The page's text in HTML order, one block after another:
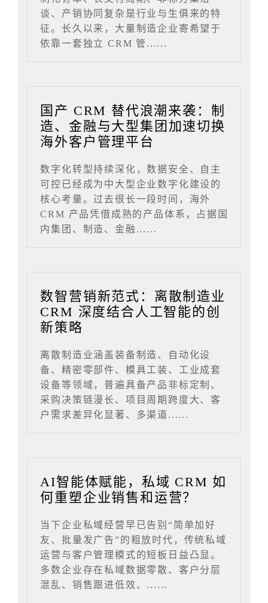
谈、产销协同复杂是行业与生俱来的特
征。长久以来，大量制造企业寄希望于
依靠一套独立 CRM 管......
国产 CRM 替代浪潮来袭：制
造、金融与大型集团加速切换
海外客户管理平台
数字化转型持续深化，数据安全、自主
可控已经成为中大型企业数字化建设的
核心考量。过去很长一段时间，海外
CRM 产品凭借成熟的产品体系，占据国
内集团、制造、金融......
数智营销新范式：离散制造业
CRM 深度结合人工智能的创
新策略
离散制造业涵盖装备制造、自动化设
备、精密零部件、模具工装、工业成套
设备等领域，普遍具备产品非标定制、
采购决策链漫长、项目周期跨度大、客
户需求差异化显著、多渠道......
AI智能体赋能，私域 CRM 如
何重塑企业销售和运营？
当下企业私域经营早已告别“简单加好
友、批量发广告”的粗放时代，传统私域
运营与客户管理模式的短板日益凸显。
多数企业存在私域数据零散、客户分层
混乱、销售跟进低效、......